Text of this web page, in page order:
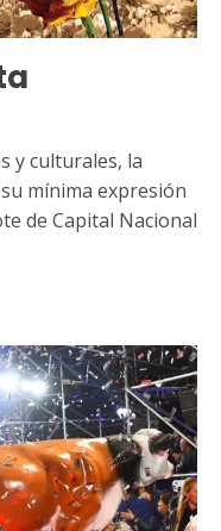
y culturales, la
mínima expresión
de Capital Nacional